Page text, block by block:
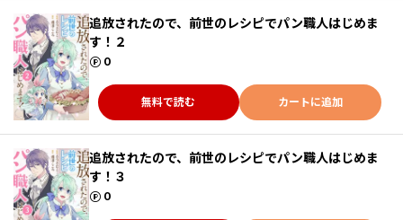
追放されたので、前世のレシピでパン職人はじめま
す！２
0
ポイント
無料で読む カートに追加
追放されたので、前世のレシピでパン職人はじめま
す！３
0
ポイント